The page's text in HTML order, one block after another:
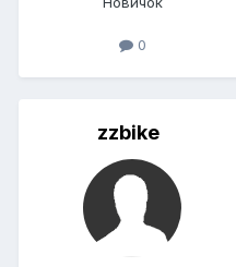
0
zzbike